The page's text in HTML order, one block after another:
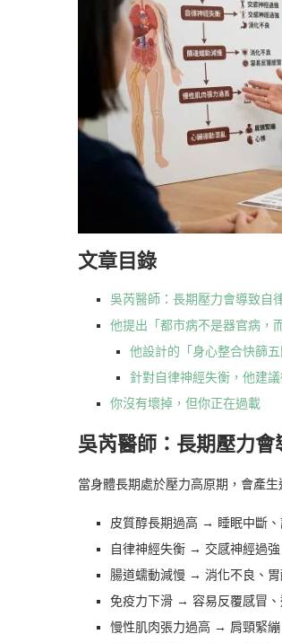
文章目錄
吳芮醫師：長期壓力會導致自
他提出「都市病不是器官病，
他設計的「身心整合快篩五
針對自律神經失衡，他建
你沒有壞掉，但你正在過載
吳芮醫師：長期壓力
當身體長期處於壓力高原期，會產生
皮質醇長期過高 → 睡眠中斷
自律神經失衡 → 交感神經過
腸道蠕動減慢 → 消化不良、
免疫力下滑 → 容易反覆感冒、
慢性肌肉張力過高 → 肩頸緊